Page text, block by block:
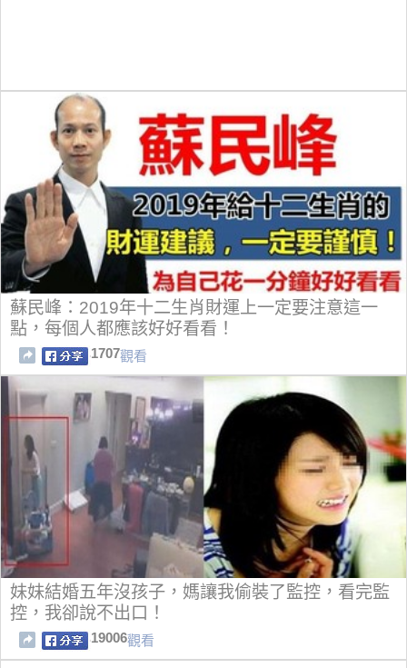
蘇民峰：2019年十二生肖財運上一定要注意這一
點，每個人都應該好好看看！
1707觀看
妹妹結婚五年沒孩子，媽讓我偷裝了監控，看完監
控，我卻說不出口！
19006觀看